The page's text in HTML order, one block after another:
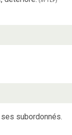
subordonnés.